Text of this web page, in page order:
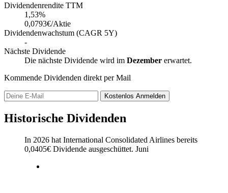
Dividendenrendite TTM
1,53%
0,0793€/Aktie
Dividendenwachstum (CAGR 5Y)
-
Nächste Dividende
Die nächste Dividende wird im Dezember erwartet.
Kommende Dividenden direkt per Mail
Kostenlos Anmelden
Historische Dividenden
In 2026 hat International Consolidated Airlines bereits
0,0405€ Dividende ausgeschüttet. Juni